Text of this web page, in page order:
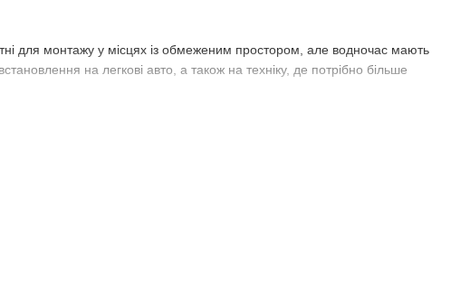
для монтажу у місцях із обмеженим простором, але водночас мають
на легкові авто, а також на техніку, де потрібно більше